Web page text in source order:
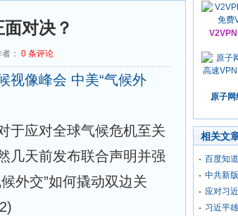
对决？
： 0 条评论
视像峰会 中美“气候外
于应对全球气候危机至关
几天前发布联合声明并强
外交”如何撬动双边关
原子
相关文
百度知
中共新
应对习
习近平